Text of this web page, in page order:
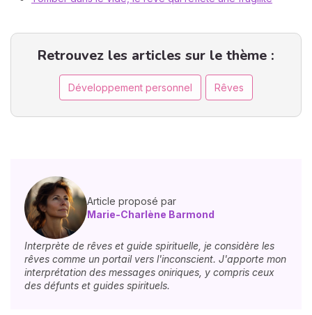
Retrouvez les articles sur le thème :
Développement personnel Rêves
Article proposé par
Marie-Charlène Barmond
Interprète de rêves et guide spirituelle, je considère les
rêves comme un portail vers l'inconscient. J'apporte mon
interprétation des messages oniriques, y compris ceux
des défunts et guides spirituels.